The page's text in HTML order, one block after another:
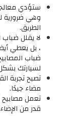
ستؤدي
وهي ضرورية
الطريق.
لا يقلل
، بل يعطي
ضباب
لسيارتك
تصبح تجربة
مضاء جيدًا.
قدر من